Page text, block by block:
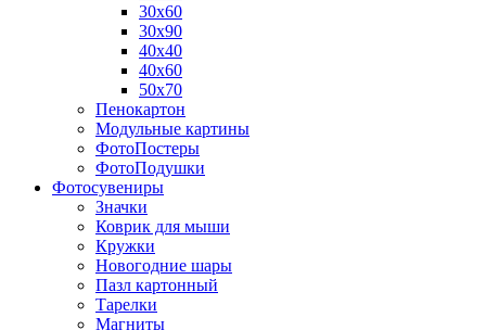
30х60
30х90
40х40
40х60
50х70
Пенокартон
Модульные картины
ФотоПостеры
ФотоПодушки
Фотоcувениры
Значки
Коврик для мыши
Кружки
Новогодние шары
Пазл картонный
Тарелки
Магниты